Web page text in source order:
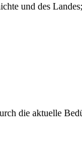
und des
die aktuelle